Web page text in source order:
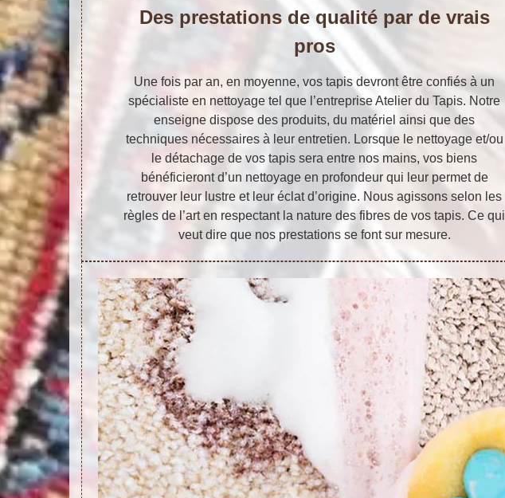
Des prestations de qualité par de vrais
pros
Une fois par an, en moyenne, vos tapis devront être confiés à un
spécialiste en nettoyage tel que l’entreprise Atelier du Tapis. Notre
enseigne dispose des produits, du matériel ainsi que des
techniques nécessaires à leur entretien. Lorsque le nettoyage et/ou
le détachage de vos tapis sera entre nos mains, vos biens
bénéficieront d’un nettoyage en profondeur qui leur permet de
retrouver leur lustre et leur éclat d’origine. Nous agissons selon les
règles de l’art en respectant la nature des fibres de vos tapis. Ce qui
veut dire que nos prestations se font sur mesure.